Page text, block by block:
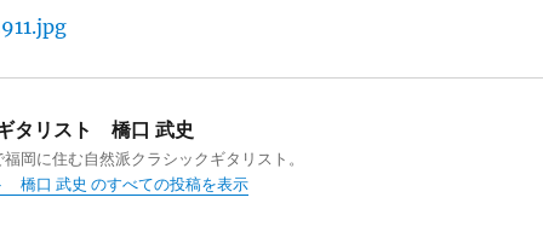
タリスト 橋口 武史
岡に住む自然派クラシックギタリスト。
橋口 武史 のすべての投稿を表示